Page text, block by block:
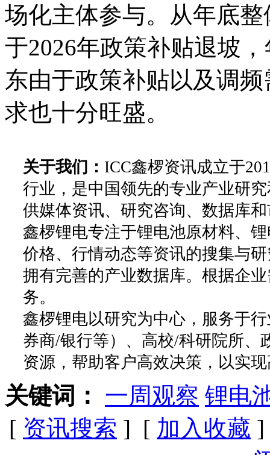
场化主体参与。从年底
于2026年政策补贴退坡
东由于政策补贴以及调
求也十分旺盛。
关于我们： ICC鑫椤资讯成立于
行业，是中国领先的专业产业研
供媒体资讯、研究咨询、数据库
鑫椤锂电专注于锂电池原材料、
价格、行情动态等资讯的搜集与
拥有完善的产业数据库。根据企
务。
鑫椤锂电以研究为中心，服务于
券商/银行等）、高校/科研院所、
资源，帮助客户高效决策，以实
关键词： 一周观察 锂电
[ 资讯搜索 ] [ 加入收藏